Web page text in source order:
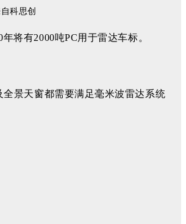
科思创
将有2000吨PC用于雷达车标。
景天窗都需要满足毫米波雷达系统